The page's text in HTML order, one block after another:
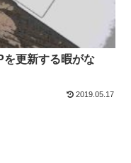
を更新する暇がな
2019.05.17